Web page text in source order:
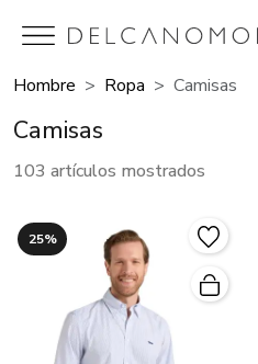
Hombre Ropa Camisas
Camisas
103 artículos mostrados
25%